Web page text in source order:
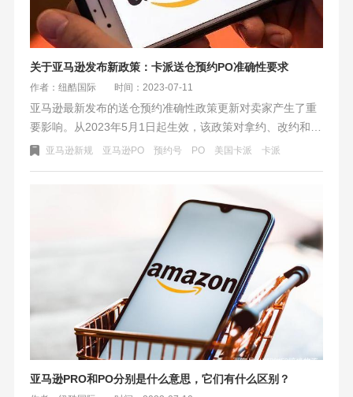
关于亚马逊发布新政策：卡派送仓预约PO准确性要求
作者：纽酷国际 时间：2023-07-11
亚马逊最新发布的送仓预约准确性政策更新对卖家产生了重
要影响。从2023年5月1日起生效，该政策对拿约、改约和送
仓要求更加精确，尾端货物入仓效率受到巨大影响。卖家们
在95%以上，ID不相符概率低于5%。为了高效入仓，卖家们
需要确认货物PO的准确性和有效性，并核对PO对应的亚马
逊仓库与实际出货对应的仓库是否相符。对于已使用过的
PO，将无法再使用，可能导致货物滞留在海外仓并产生仓储
费用。卖家们务必重视这一政策更新，遵守要求以减少不必
亚马逊新规 亚马逊PO 预约号 PO 美国卡派 卡派
亚马逊PRO和PO分别是什么意思，它们有什么区别？